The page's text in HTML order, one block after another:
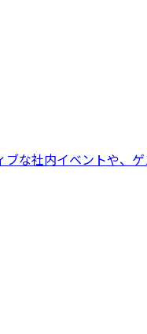
な社内イベントや、